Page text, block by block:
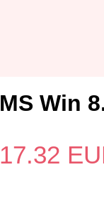
MS Win
17.32